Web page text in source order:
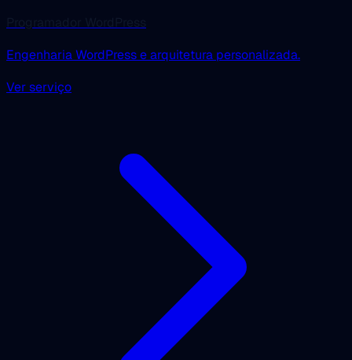
Engenharia WordPress e arquitetura personalizada.
Ver serviço